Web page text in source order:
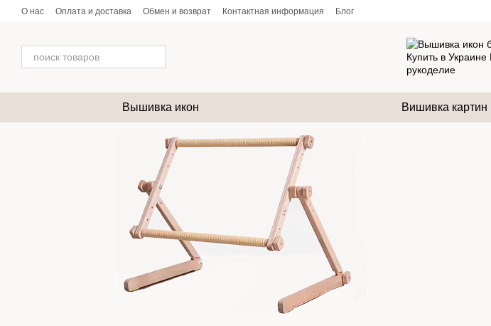
Перейти к основному контенту
О нас Оплата и доставка Обмен и возврат Контактная информация Блог
Вышивка икон Вишивка картин